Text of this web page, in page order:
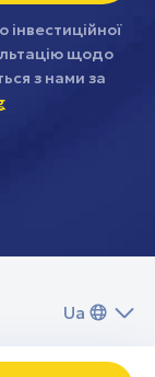
щодо
з нами за
Ua